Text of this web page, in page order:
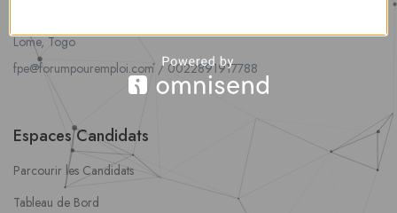
Lome, Togo
fpe@forumpouremploi.com / 0022891917788
Espaces Candidats
Parcourir les Candidats
Tableau de Bord